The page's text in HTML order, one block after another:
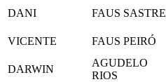
DANI
FAUS SASTRE
VICENTE
FAUS PEIRÓ
DARWIN
AGUDELO
RIOS